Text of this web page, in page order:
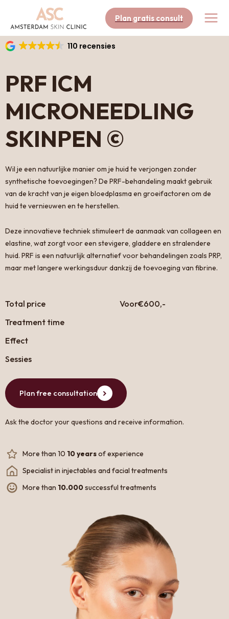
content
Plan gratis consult
PRF ICM
MICRONEEDLING
SKINPEN ©
110 recensies
Wil je een natuurlijke manier om je huid te verjongen zonder
synthetische toevoegingen? De PRF-behandeling maakt gebruik
van de kracht van je eigen bloedplasma en groeifactoren om de
huid te vernieuwen en te herstellen.
Deze innovatieve techniek stimuleert de aanmaak van collageen en
elastine, wat zorgt voor een stevigere, gladdere en stralendere
huid. PRF is een natuurlijk alternatief voor behandelingen zoals PRP,
maar met langere werkingsduur dankzij de toevoeging van fibrine.
Total price Voor€600,-
Treatment time
Effect
Sessies
Plan free consultation
Ask the doctor your questions and receive information.
More than 10 10 yearsof experience
Specialist in injectables and facial treatments
More than 10.000successful treatments